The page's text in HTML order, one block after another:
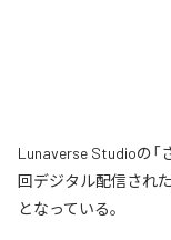
Lunaverse Studioの
回デジタル配信され
となっている。